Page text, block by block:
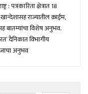
: पत्रकारिता क्षेत्रात 18
राज्यातील क्राईम,
बातम्यांचा विशेष अनुभव.
दैनिकात विभागीय
अनुभव